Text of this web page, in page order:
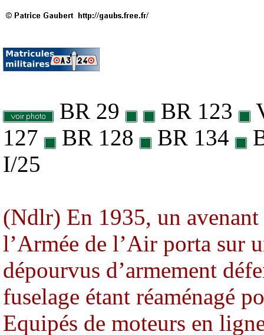
BR 29 BR 123
127
BR 128 BR 134
I/25
(Ndlr) En 1935, un avenant
l’Armée de l’Air porta sur
dépourvus d’armement
fuselage étant réaménagé
Equipés de moteurs en